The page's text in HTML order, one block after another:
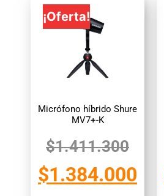
¡Oferta!
Micrófono híbrido Shure
MV7+-K
$1.411.300
$1.384.000